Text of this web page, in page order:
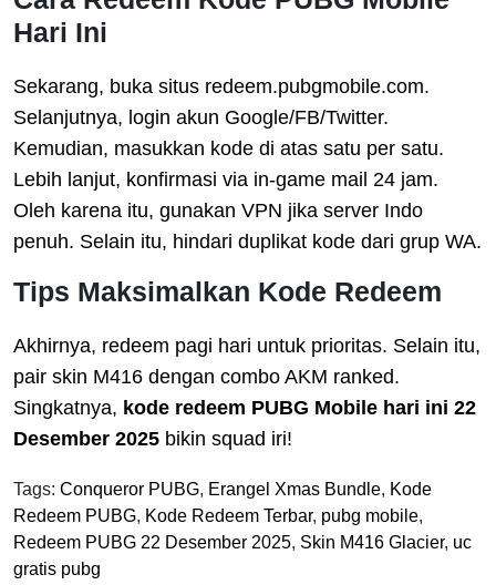
Hari Ini
Sekarang, buka situs redeem.pubgmobile.com.
Selanjutnya, login akun Google/FB/Twitter.
Kemudian, masukkan kode di atas satu per satu.
Lebih lanjut, konfirmasi via in-game mail 24 jam.
Oleh karena itu, gunakan VPN jika server Indo
penuh. Selain itu, hindari duplikat kode dari grup WA.
Tips Maksimalkan Kode Redeem
Akhirnya, redeem pagi hari untuk prioritas. Selain itu,
pair skin M416 dengan combo AKM ranked.
Singkatnya, kode redeem PUBG Mobile hari ini 22
Desember 2025 bikin squad iri!
Tags: Conqueror PUBG, Erangel Xmas Bundle, Kode
Redeem PUBG, Kode Redeem Terbar, pubg mobile,
Redeem PUBG 22 Desember 2025, Skin M416 Glacier, uc
gratis pubg